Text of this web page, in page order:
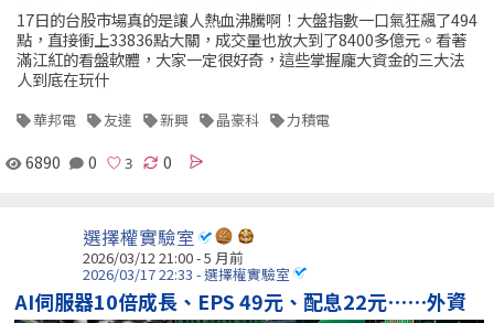
17日的台股市場真的是讓人熱血沸騰啊！大盤指數一口氣狂飆了494
點，直接衝上33836點大關，成交量也放大到了8400多億元。看著
滿江紅的看盤軟體，大家一定很好奇，這些掌握龐大資金的三大法
人到底在玩什
華邦電 友達 新興 晶豪科 力積電
6890 0 0
選擇權實驗室
2026/03/12 21:00 - 5 月前
2026/03/17 22:33 - 選擇權實驗室
AI伺服器10倍成長、EPS 49元、配息22元⋯⋯外資